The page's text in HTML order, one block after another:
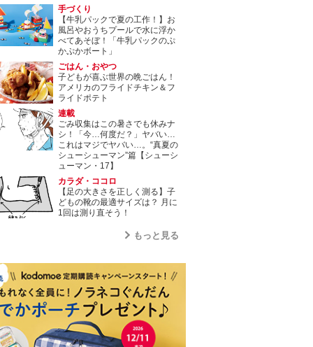
手づくり
【牛乳パックで夏の工作！】お
風呂やおうちプールで水に浮か
べてあそぼ！「牛乳パックのぷ
かぷかボート」
ごはん・おやつ
子どもが喜ぶ世界の晩ごはん！
アメリカのフライドチキン＆フ
ライドポテト
連載
ごみ収集はこの暑さでも休みナ
シ！「今…何度だ？」ヤバい…
これはマジでヤバい…。“真夏の
シューシューマン”篇【シューシ
ューマン・17】
カラダ・ココロ
【足の大きさを正しく測る】子
どもの靴の最適サイズは？ 月に
1回は測り直そう！
もっと見る